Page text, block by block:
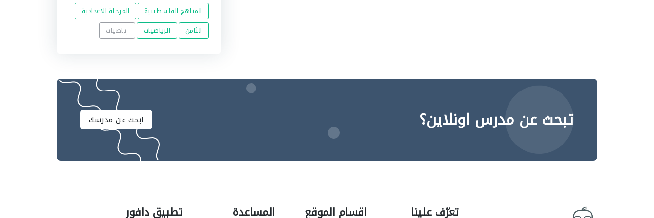
المناهج الفلسطينية
المرحلة الاعدادية
الثامن
الرياضيات رياضيات
تبحث عن مدرس اونلاين؟ ابحث عن مدرسك
تعرّف علينا اقسام الموقع المساعدة تطبيق دافور